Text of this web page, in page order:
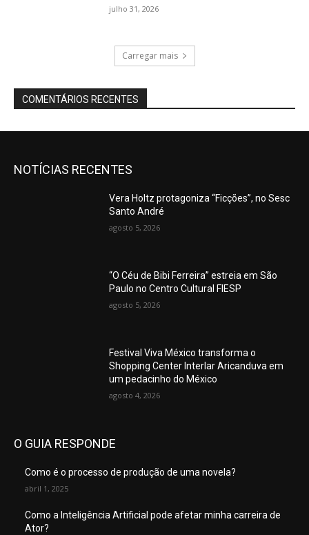
julho 31, 2026
Carregar mais
COMENTÁRIOS RECENTES
NOTÍCIAS RECENTES
Vera Holtz protagoniza “Ficções”, no Sesc
Santo André
agosto 5, 2026
“O Céu de Bibi Ferreira” estreia em São
Paulo no Centro Cultural FIESP
agosto 5, 2026
Festival Viva México transforma o
Shopping Center Interlar Aricanduva em
um pedacinho do México
agosto 4, 2026
O GUIA RESPONDE
Como é o processo de produção de uma novela?
abril 1, 2025
Como a Inteligência Artificial pode afetar minha carreira de
Ator?